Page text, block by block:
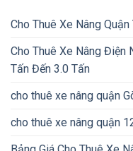
Cho Thuê Xe Nâng Quận
Cho Thuê Xe Nâng Điện
Tấn Đến 3.0 Tấn
cho thuê xe nâng quận
cho thuê xe nâng quận